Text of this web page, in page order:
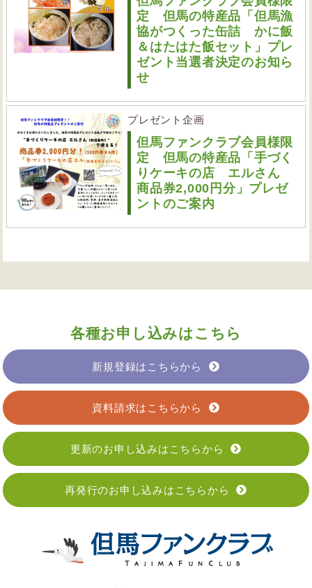
定 但馬の特産品「但馬漁
協がつくった缶詰 かに飯
＆はたはた飯セット」プレ
ゼント当選者決定のお知ら
せ
プレゼント企画
但馬ファンクラブ会員様限
定 但馬の特産品「手づく
りケーキの店 エルさん
商品券2,000円分」プレゼ
ントのご案内
各種お申し込みはこちら
新規登録はこちらから
資料請求はこちらから
更新のお申し込みはこちらから
再発行のお申し込みはこちらから